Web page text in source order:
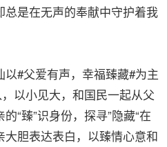
是在无声的奉献中守护着我
#父爱有声，幸福臻藏#为主
以小见大，和国民一起从父
“臻”识身份，探寻”隐藏“在
胆表达表白，以臻情心意和